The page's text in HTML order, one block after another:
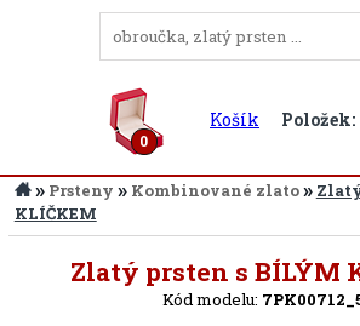
0
Košík Položek:
» Prsteny » Kombinované zlato»
KLÍČKEM
Zlatý prsten s BÍLÝM
Kód modelu:
Zpět